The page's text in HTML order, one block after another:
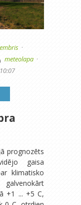
·
meteolapa ·
prognozēts
gaisa
klimatisko
+1 ... +5 C,